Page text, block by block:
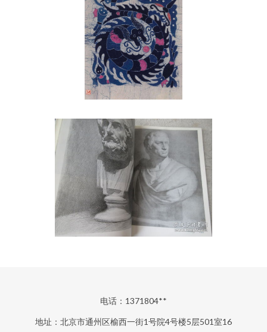
电话：1371804**
地址：北京市通州区榆西一街1号院4号楼5层501室16